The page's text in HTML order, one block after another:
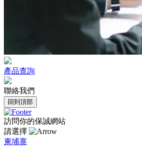
產品查詢
聯絡我們
回到頂部
訪問你的保誠網站
請選擇
柬埔寨